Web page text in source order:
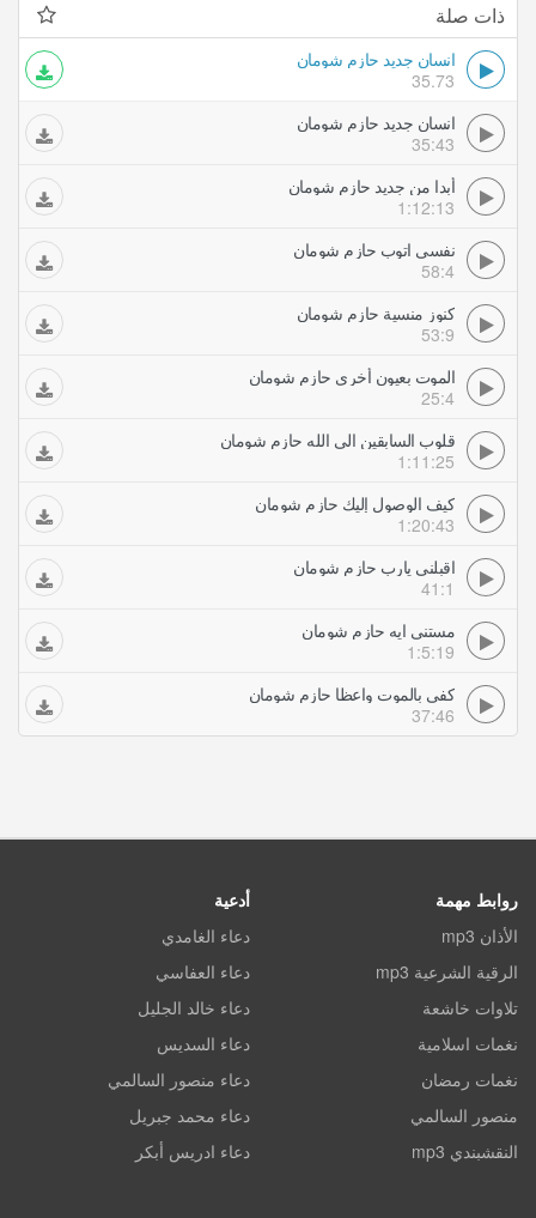
ذات صلة
انسان جديد حازم شومان
35.73
انسان جديد حازم شومان
35:43
أبدا من جديد حازم شومان
1:12:13
نفسى اتوب حازم شومان
58:4
كنوز منسية حازم شومان
53:9
الموت بعيون أخرى حازم شومان
25:4
قلوب السابقين الى الله حازم شومان
1:11:25
كيف الوصول إليك حازم شومان
1:20:43
اقبلني يارب حازم شومان
41:1
مستنى ايه حازم شومان
1:5:19
كفى بالموت واعظا حازم شومان
37:46
روابط مهمة
الأذان mp3
الرقية الشرعية mp3
تلاوات خاشعة
نغمات اسلامية
نغمات رمضان
منصور السالمي
النقشبندي mp3
أدعية
دعاء الغامدي
دعاء العفاسي
دعاء خالد الجليل
دعاء السديس
دعاء منصور السالمي
دعاء محمد جبريل
دعاء ادريس أبكر